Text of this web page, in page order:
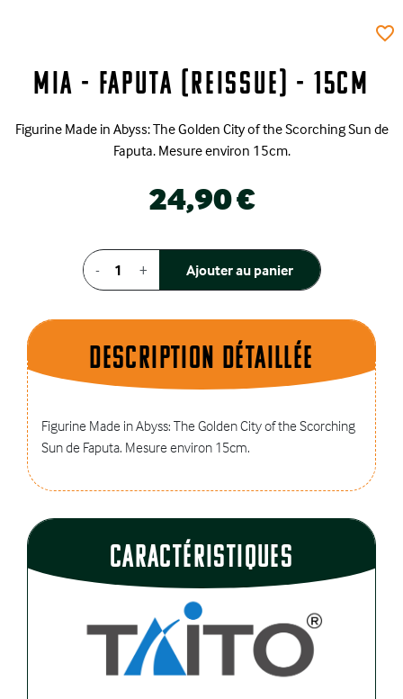
MIA - Faputa (Reissue) - 15cm
Figurine Made in Abyss: The Golden City of the Scorching Sun de
Faputa. Mesure environ 15cm.
24,90 €
- + Ajouter au panier
favorite_border
Description dÉtaillÉe
Figurine Made in Abyss: The Golden City of the Scorching
Sun de Faputa. Mesure environ 15cm.
CaractÉristiques